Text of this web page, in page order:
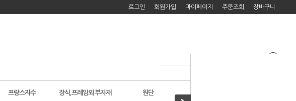
로그인 회원가입 마이페이지 주문조회 장바구니
프랑스자수 장식,프레임외 부자재 원단